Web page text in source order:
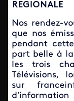
REGIONALE
Nos rendez-
que nos
pendant
part belle à
les trois
Télévisions,
sur